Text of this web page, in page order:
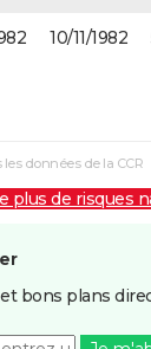
10/11/1982
données de la CCR
plus de risques
bons plans